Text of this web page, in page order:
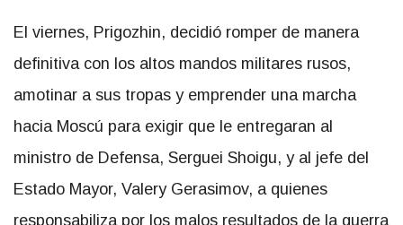
El viernes, Prigozhin, decidió romper de manera
definitiva con los altos mandos militares rusos,
amotinar a sus tropas y emprender una marcha
hacia Moscú para exigir que le entregaran al
ministro de Defensa, Serguei Shoigu, y al jefe del
Estado Mayor, Valery Gerasimov, a quienes
responsabiliza por los malos resultados de la guerra